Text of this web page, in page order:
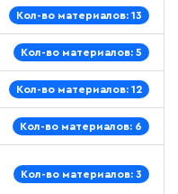
Кол-во материалов: 13
Кол-во материалов: 5
Кол-во материалов: 12
Кол-во материалов: 6
Кол-во материалов: 3